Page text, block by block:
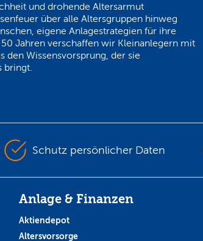
und drohende Altersarmut
über alle Altersgruppen hinweg
eigene Anlagestrategien für ihre
Jahren verschaffen wir Kleinanlegern mit
den Wissensvorsprung, der sie
bringt.
Schutz persönlicher Daten
Anlage & Finanzen
Aktiendepot
Altersvorsorge